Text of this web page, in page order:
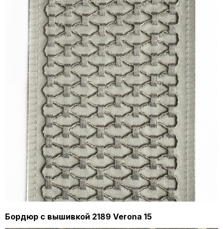
Бордюр с вышивкой 2189 Verona 15